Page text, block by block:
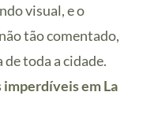
visual, e o
tão comentado,
toda a cidade.
em La